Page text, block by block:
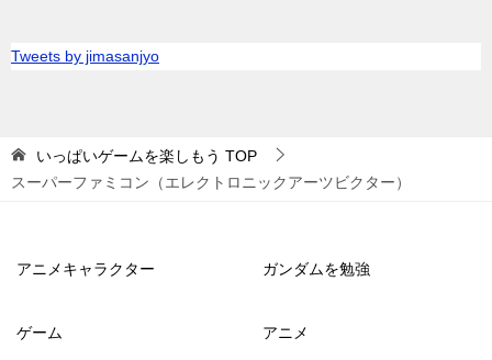
Tweets by jimasanjyo
いっぱいゲームを楽しもう TOP
スーパーファミコン（エレクトロニックアーツビクター）
アニメキャラクター ガンダムを勉強
ゲーム アニメ